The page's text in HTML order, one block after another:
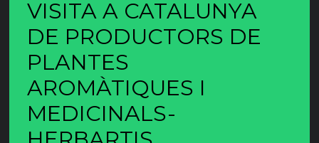
VISITA A CATALUNYA
DE PRODUCTORS DE
PLANTES
AROMÀTIQUES I
MEDICINALS-